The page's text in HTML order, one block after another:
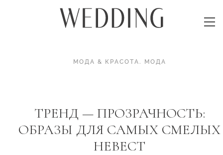
МОДА & КРАСОТА. МОДА
ТРЕНД — ПРОЗРАЧНОСТЬ:
ОБРАЗЫ ДЛЯ САМЫХ СМЕЛЫХ
НЕВЕСТ